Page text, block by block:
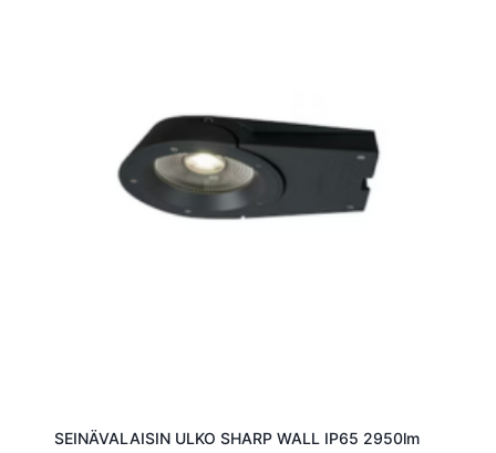
SEINÄVALAISIN ULKO SHARP WALL IP65 2950lm